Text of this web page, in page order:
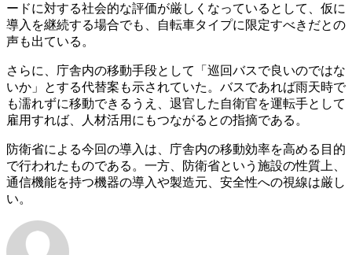
ードに対する社会的な評価が厳しくなっているとして、仮に
導入を継続する場合でも、自転車タイプに限定すべきだとの
声も出ている。
さらに、庁舎内の移動手段として「巡回バスで良いのではな
いか」とする代替案も示されていた。バスであれば雨天時で
も濡れずに移動できるうえ、退官した自衛官を運転手として
雇用すれば、人材活用にもつながるとの指摘である。
防衛省による今回の導入は、庁舎内の移動効率を高める目的
で行われたものである。一方、防衛省という施設の性質上、
通信機能を持つ機器の導入や製造元、安全性への視線は厳し
い。